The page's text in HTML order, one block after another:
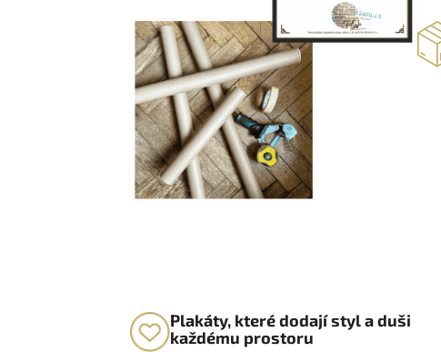
Plakáty, které dodají styl a duši
každému prostoru